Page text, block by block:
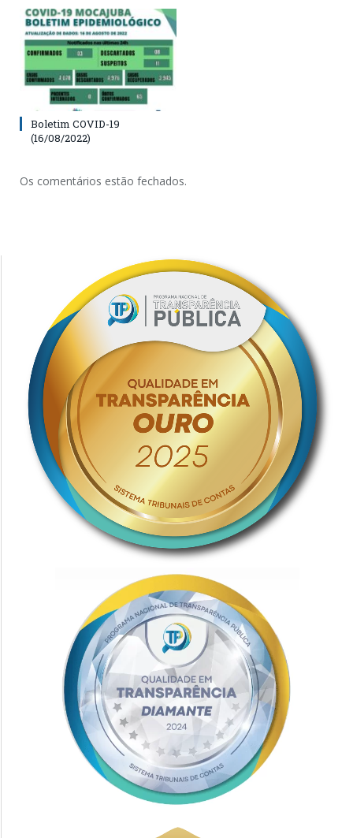
Boletim COVID-19
(16/08/2022)
Os comentários estão fechados.